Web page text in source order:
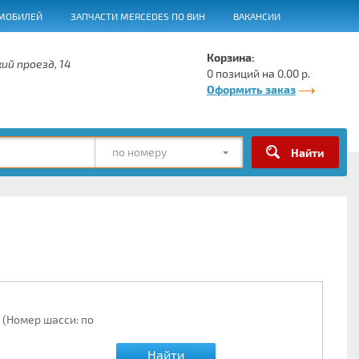
ЗАПЧАСТИ MERCEDES ПО ВИН ВАКАНСИИ
проезд, 14
Корзина:
0 позиций на 0.00 р.
Оформить заказ
по номеру
(Номер шасси: по
Найти